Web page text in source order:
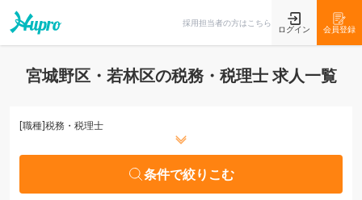
採用担当者の方はこちら
ログイン 会員登録
宮城野区・若林区の税務・税理士 求人一覧
[職種]税務・税理士
条件で絞りこむ